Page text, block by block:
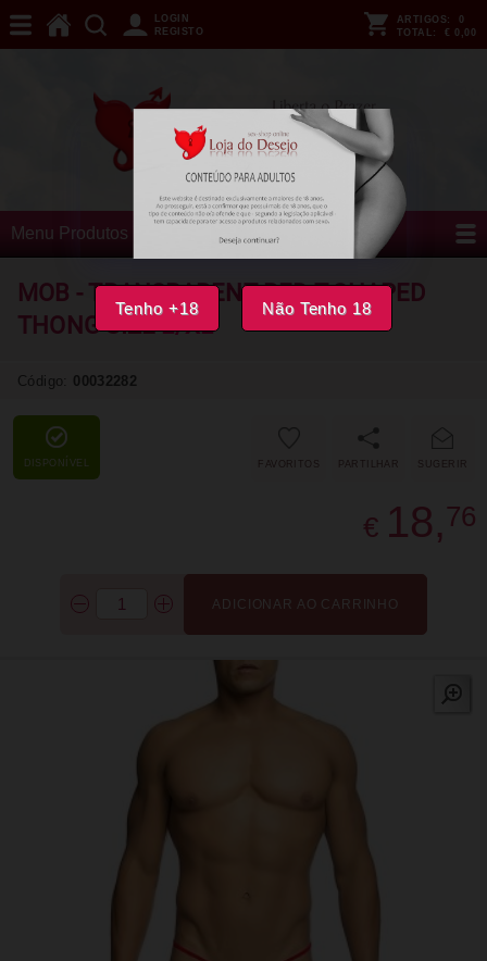
Tenho +18 Não Tenho 18
LOGIN
REGISTO
ARTIGOS:
0
TOTAL: € 0,00
Menu Produtos
MOB - TRANSPARENT RED T-SHAPED
THONG SIZEL/XL
Código: 00032282
DISPONÍVEL SUGERIR
FAVORITOS
€ 18, 76
ADICIONAR AO CARRINHO